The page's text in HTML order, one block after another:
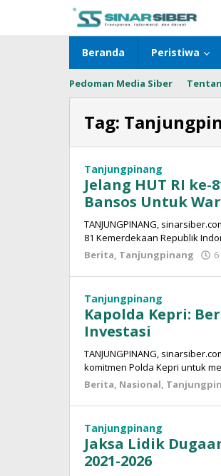
konten
Beranda Peristiwa
Pedoman Media Siber
Tag:
Tanjungpinang
Jelang HUT RI
Bansos Untuk
TANJUNGPINANG,
81 Kemerdekaan Republik
Berita, Tanjungpinang
Tanjungpinang
Kapolda Kepri:
Investasi
TANJUNGPINANG,
komitmen Polda Kepri untuk
Berita, Nasional,
Tanjungpinang
Jaksa Lidik
2021-2026